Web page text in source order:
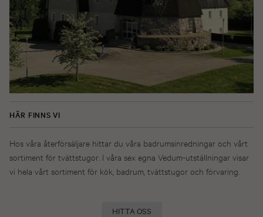
HÄR FINNS VI
Hos våra återförsäljare hittar du våra badrumsinredningar och vårt
sortiment för tvättstugor. I våra sex egna Vedum-utställningar visar
vi hela vårt sortiment för kök, badrum, tvättstugor och förvaring.
HITTA OSS